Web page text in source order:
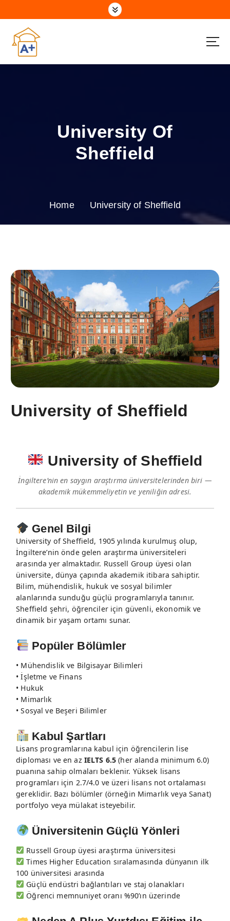
o
University Of
Sheffield
Home University of Sheffield
University of Sheffield
University of Sheffield
İngiltere’nin en saygın araştırma üniversitelerinden biri —
akademik mükemmeliyetin ve yeniliğin adresi.
Genel Bilgi
University of Sheffield, 1905 yılında kurulmuş olup,
İngiltere’nin önde gelen araştırma üniversiteleri
arasında yer almaktadır. Russell Group üyesi olan
üniversite, dünya çapında akademik itibara sahiptir.
Bilim, mühendislik, hukuk ve sosyal bilimler
alanlarında sunduğu güçlü programlarıyla tanınır.
Sheffield şehri, öğrenciler için güvenli, ekonomik ve
dinamik bir yaşam ortamı sunar.
Popüler Bölümler
• Mühendislik ve Bilgisayar Bilimleri
• İşletme ve Finans
• Hukuk
• Mimarlık
• Sosyal ve Beşeri Bilimler
Kabul Şartları
Lisans programlarına kabul için öğrencilerin lise
diploması ve en az IELTS 6.5 (her alanda minimum 6.0)
puanına sahip olmaları beklenir. Yüksek lisans
programları için 2.7/4.0 ve üzeri lisans not ortalaması
gereklidir. Bazı bölümler (örneğin Mimarlık veya Sanat)
portfolyo veya mülakat isteyebilir.
Üniversitenin Güçlü Yönleri
Russell Group üyesi araştırma üniversitesi
Times Higher Education sıralamasında dünyanın ilk
100 üniversitesi arasında
Güçlü endüstri bağlantıları ve staj olanakları
Öğrenci memnuniyet oranı %90’ın üzerinde